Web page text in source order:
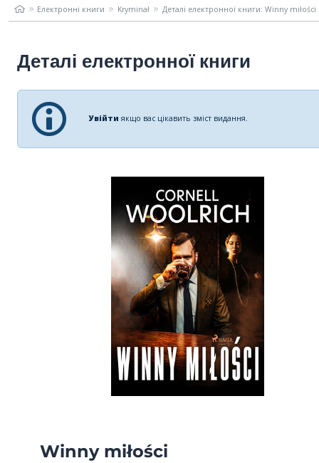
Електронні книги Kryminał Деталі електронної книги: Winny miłości
Деталі електронної книги
Увійти якщо вас цікавить зміст видання.
Winny miłości